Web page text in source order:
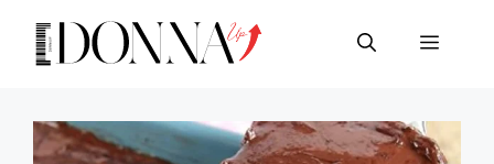
contenuto
Menu